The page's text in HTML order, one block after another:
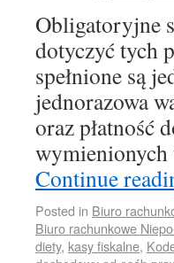
Obligatoryjne
dotyczyć tych
spełnione są
jednorazowa
oraz płatność
Continue
Posted in Biuro
Biuro rachunkowe
diety, kasy fiskalne,